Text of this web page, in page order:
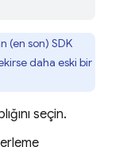
(en son) SDK
daha eski bir
seçin.